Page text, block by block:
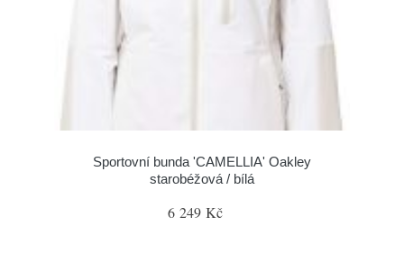
Sportovní bunda 'CAMELLIA' Oakley
starobéžová / bílá
6 249 Kč